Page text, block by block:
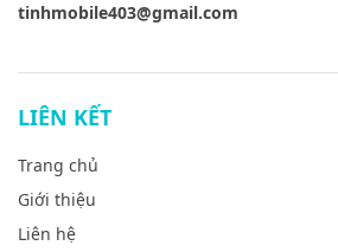
tinhmobile403@gmail.com
LIÊN KẾT
Trang chủ
Giới thiệu
Liên hệ